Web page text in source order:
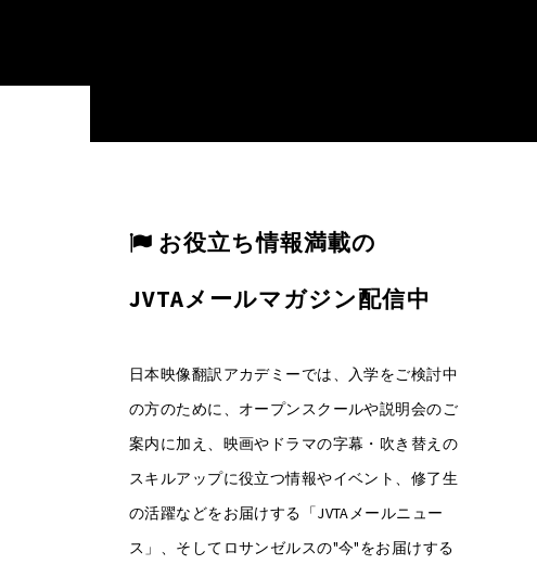
お役立ち情報満載の
JVTAメールマガジン配信中
日本映像翻訳アカデミーでは、入学をご検討中
の方のために、オープンスクールや説明会のご
案内に加え、映画やドラマの字幕・吹き替えの
スキルアップに役立つ情報やイベント、修了生
の活躍などをお届けする「JVTAメールニュー
ス」、そしてロサンゼルスの"今"をお届けする